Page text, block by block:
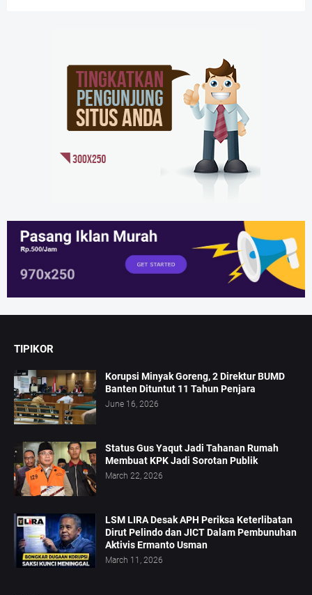
TIPIKOR
Korupsi Minyak Goreng, 2 Direktur BUMD
Banten Dituntut 11 Tahun Penjara
June 16, 2026
Status Gus Yaqut Jadi Tahanan Rumah
Membuat KPK Jadi Sorotan Publik
March 22, 2026
LSM LIRA Desak APH Periksa Keterlibatan
Dirut Pelindo dan JICT Dalam Pembunuhan
Aktivis Ermanto Usman
March 11, 2026